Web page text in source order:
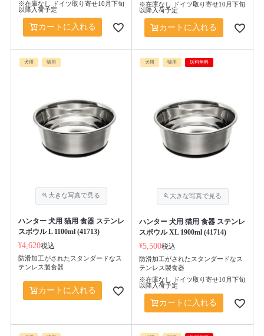
※在庫なし ドイツ取り寄せ10月下旬
以降入荷予定
カートに入れる
※在庫なし ドイツ取り寄せ10月下旬
以降入荷予定
カートに入れる
犬用 猫用
ハンター 犬用 猫用 食器 ステンレ
スボウル L 1100ml (41713)
¥4,620税込
防滑加工がされたスタンダードなス
テンレス製食器
カートに入れる
犬用 猫用 送料無料
ハンター 犬用 猫用 食器 ステンレ
スボウル XL 1900ml (41714)
¥5,500税込
防滑加工がされたスタンダードなス
テンレス製食器
※在庫なし ドイツ取り寄せ10月下旬
以降入荷予定
カートに入れる